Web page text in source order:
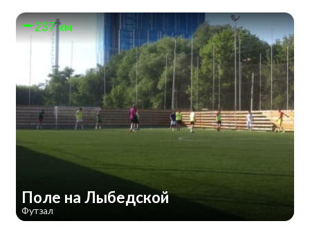
237 км
Поле на Лыбедской
Футзал